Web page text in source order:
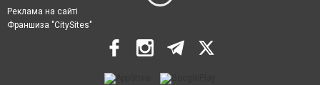
Реклама на сайті
Франшиза "CitySites"